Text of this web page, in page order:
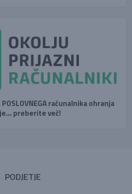
računalnika ohranja
preberite več!
PODJETJE